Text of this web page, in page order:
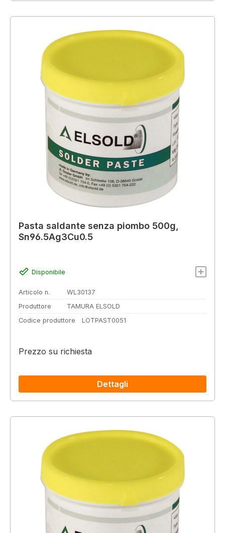
Pasta saldante senza piombo 500g,
Sn96.5Ag3Cu0.5
Disponibile
Articolo n.
WL30137
Produttore
TAMURA ELSOLD
Codice produttore
LOTPAST0051
Prezzo su richiesta
Dettagli